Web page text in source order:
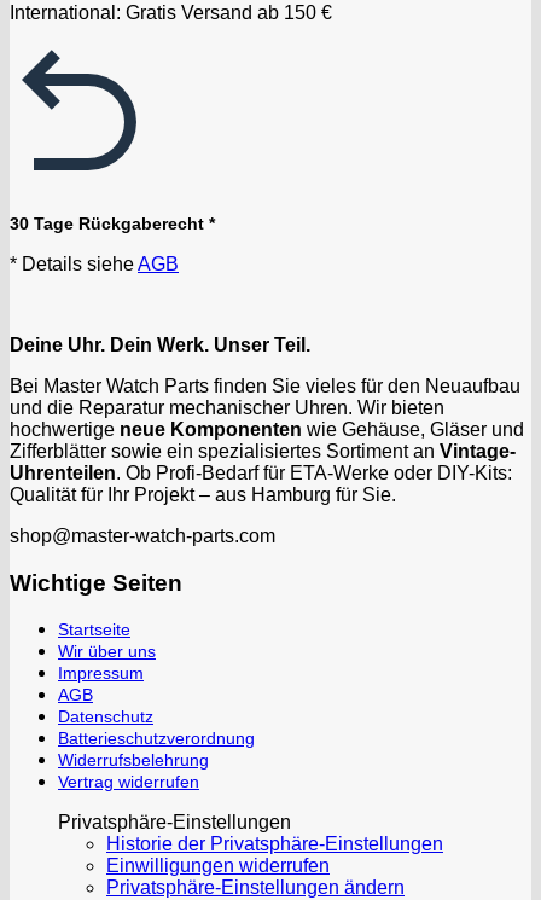
International: Gratis Versand ab 150 €
30 Tage Rückgaberecht *
* Details sieheAGB
Deine Uhr. Dein Werk. Unser Teil.
Bei Master Watch Parts finden Sie vieles für den Neuaufbau
und die Reparatur mechanischer Uhren. Wir bieten
hochwertige neue Komponenten wie Gehäuse, Gläser und
Zifferblätter sowie ein spezialisiertes Sortiment an Vintage-
Uhrenteilen. Ob Profi-Bedarf für ETA-Werke oder DIY-Kits:
Qualität für Ihr Projekt – aus Hamburg für Sie.
shop@master-watch-parts.com
Wichtige Seiten
Startseite
Wir über uns
Impressum
AGB
Datenschutz
Batterieschutzverordnung
Widerrufsbelehrung
Vertrag widerrufen
Privatsphäre-Einstellungen
Historie der Privatsphäre-Einstellungen
Einwilligungen widerrufen
Privatsphäre-Einstellungen ändern